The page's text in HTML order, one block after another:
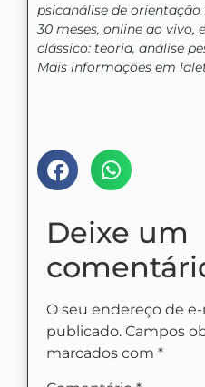
psicanálise de
30 meses, online ao
clássico: teoria, análise
Mais informações em
Deixe um
O seu endereço de
publicado. Campos
marcados com *